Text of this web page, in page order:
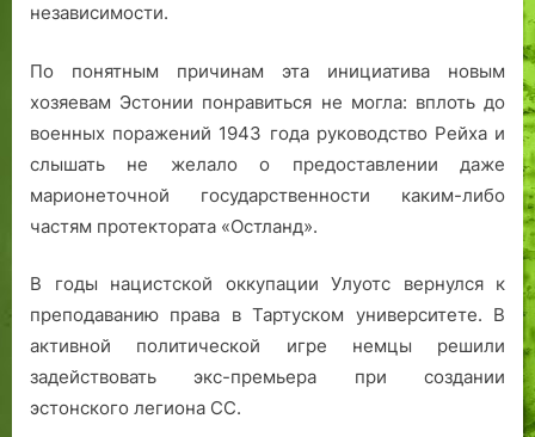
независимости.
По понятным причинам эта инициатива новым
хозяевам Эстонии понравиться не могла: вплоть до
военных поражений 1943 года руководство Рейха и
слышать не желало о предоставлении даже
марионеточной государственности каким-либо
частям протектората «Остланд».
В годы нацистской оккупации Улуотс вернулся к
преподаванию права в Тартуском университете. В
активной политической игре немцы решили
задействовать экс-премьера при создании
эстонского легиона СС.